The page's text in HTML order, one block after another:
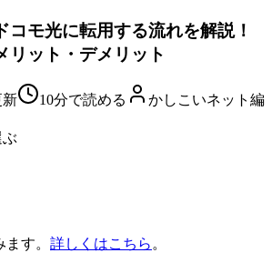
コモ光に転用する流れを解説！
リット・デメリット
新 10分で読める
かしこいネット編
ぶ
す。 詳しくはこちら。